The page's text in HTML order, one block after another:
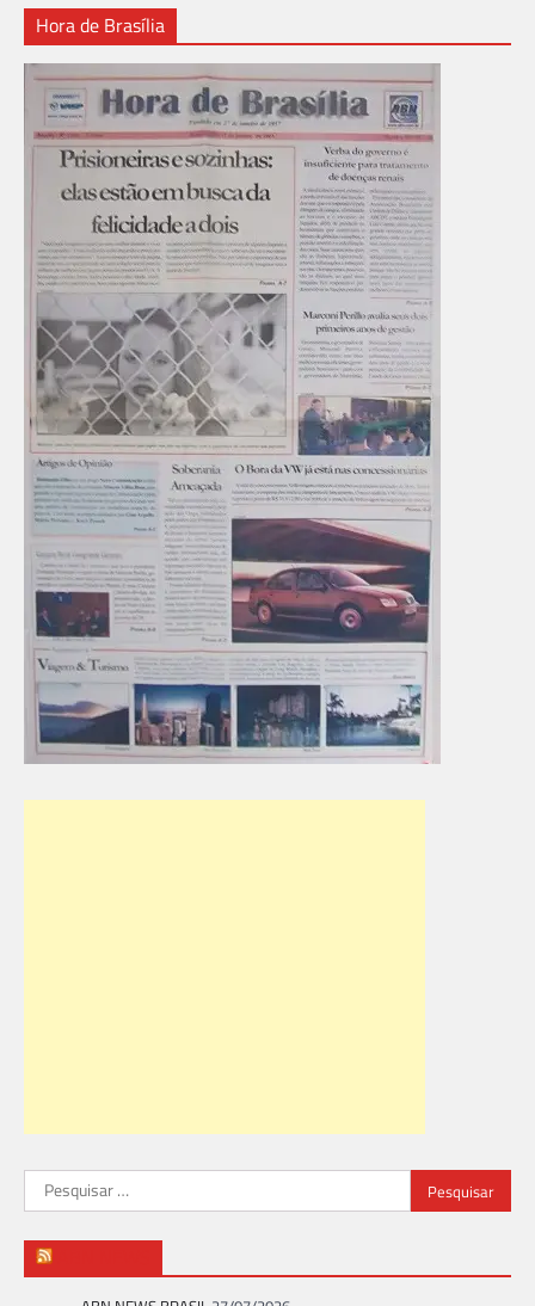
Hora de Brasília
Pesquisar
por: